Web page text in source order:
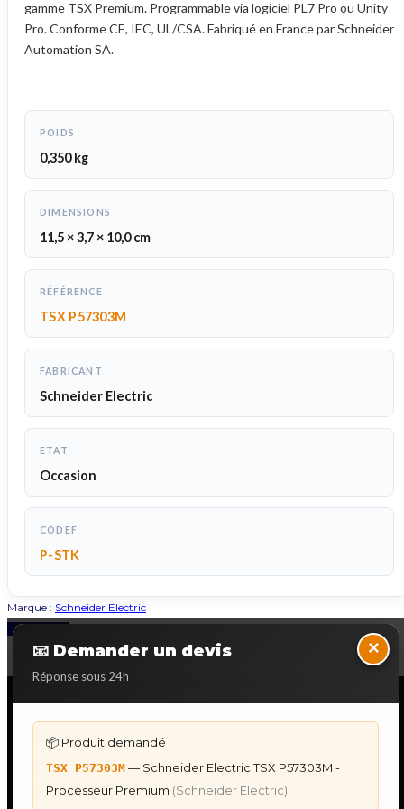
gamme TSX Premium. Programmable via logiciel PL7 Pro ou Unity
Pro. Conforme CE, IEC, UL/CSA. Fabriqué en France par Schneider
Automation SA.
POIDS
0,350 kg
DIMENSIONS
11,5 × 3,7 × 10,0 cm
RÉFÉRENCE
TSX P57303M
FABRICANT
Schneider Electric
ETAT
Occasion
CODEF
P-STK
Marque : Schneider Electric
📧 Demander un devis
Réponse sous 24h
×
📦 Produit demandé :
TSX P57303M — Schneider Electric TSX P57303M -
Processeur Premium (Schneider Electric)
Back to Top
DÉPANNAGE AUTOMATES
Dépannage Schneider Modicon